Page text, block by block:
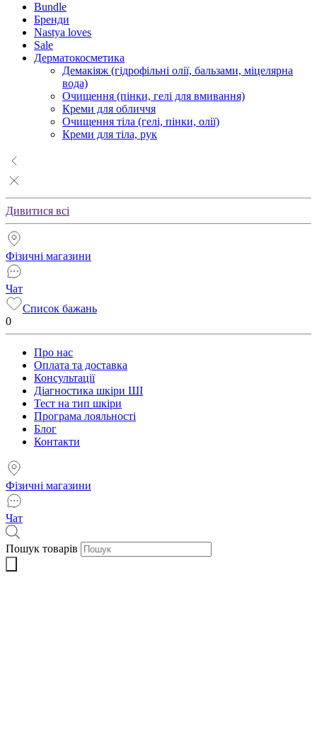
Bundle
Бренди
Nastya loves
Sale
Дерматокосметика
Демакіяж (гідрофільні олії, бальзами, міцелярна
вода)
Очищення (пінки, гелі для вмивання)
Креми для обличчя
Очищення тіла (гелі, пінки, олії)
Креми для тіла, рук
Дивитися всі
Фізичні магазини
Чат
Список бажань
0
Про нас
Оплата та доставка
Консультації
Діагностика шкіри ШІ
Тест на тип шкіри
Програма лояльності
Блог
Контакти
Фізичні магазини
Чат
Пошук товарів